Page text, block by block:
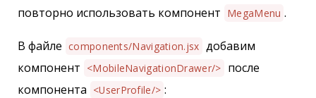
повторно использовать компонент MegaMenu .
В файле сomponents/Navigation.jsx добавим
компонент <MobileNavigationDrawer/> после
компонента <UserProfile/> :